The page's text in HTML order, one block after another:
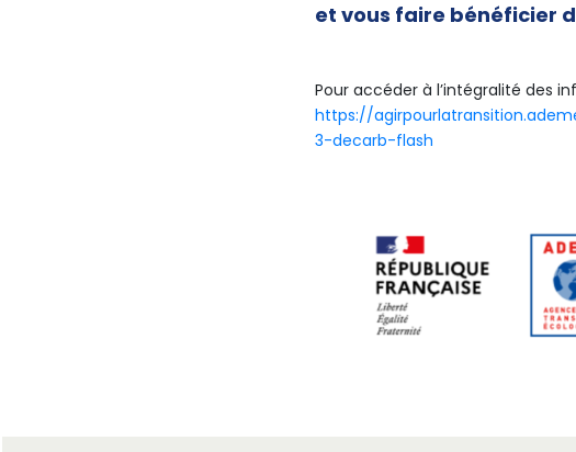
et vous faire bénéficier
Pour accéder à l’intégralité des
https://
3-decarb-flash